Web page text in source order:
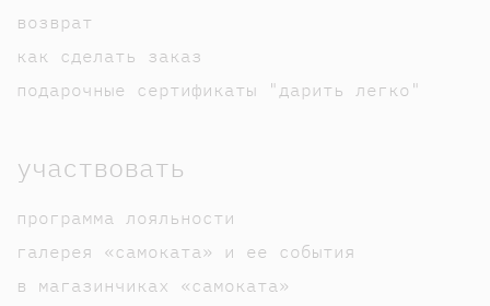
возврат
как сделать заказ
подарочные сертификаты "дарить легко"
участвовать
программа лояльности
галерея «самоката» и ее события
в магазинчиках «самоката»